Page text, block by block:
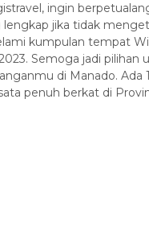
ingin
lengkap jika tidak
kumpulan tempat
Semoga jadi pilihan
di Manado.
penuh berkat di